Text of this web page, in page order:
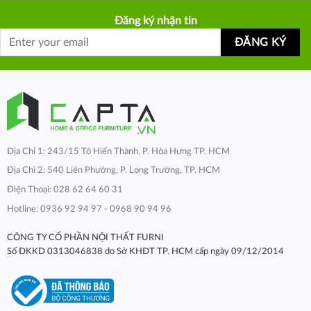
Đăng ký nhận tin
Địa Chỉ 1: 243/15 Tô Hiến Thành, P. Hòa Hưng TP. HCM
Địa Chỉ 2: 540 Liên Phường, P. Long Trường, TP. HCM
Điện Thoại: 028 62 64 60 31
Hotline: 0936 92 94 97 - 0968 90 94 96
CÔNG TY CỔ PHẦN NỘI THẤT FURNI
Số ĐKKD 0313046838 do Sở KHĐT TP. HCM cấp ngày 09/12/2014